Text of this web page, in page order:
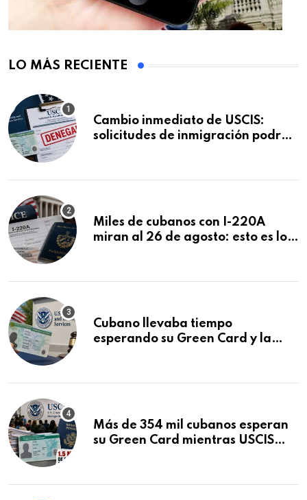
LO MÁS RECIENTE
Cambio inmediato de USCIS:
solicitudes de inmigración podrán
Miles de cubanos con I-220A
miran al 26 de agosto: esto es lo
Cubano llevaba tiempo
esperando su Green Card y la
Más de 354 mil cubanos esperan
su Green Card mientras USCIS